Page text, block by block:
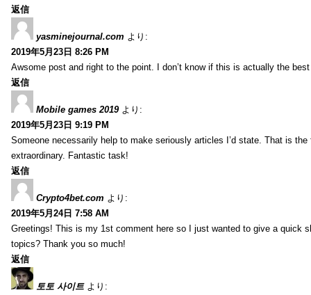
返信
yasminejournal.com より:
2019年5月23日 8:26 PM
Awsome post and right to the point. I don’t know if this is actually the
返信
Mobile games 2019 より:
2019年5月23日 9:19 PM
Someone necessarily help to make seriously articles I’d state. That is
extraordinary. Fantastic task!
返信
Crypto4bet.com より:
2019年5月24日 7:58 AM
Greetings! This is my 1st comment here so I just wanted to give a quick
topics? Thank you so much!
返信
토토 사이트 より: